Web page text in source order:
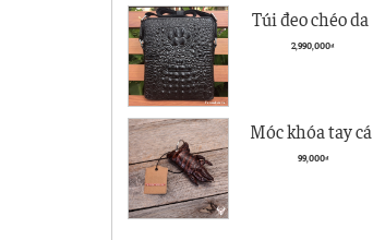
Túi đeo chéo da
nam Vân Cá Sấu
2,990,000₫
Móc khóa tay cá
sấu Hà Nội giá rẻ
99,000₫